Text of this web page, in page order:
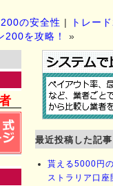
の安全性 |
トレー
200を攻略！
»
最近投稿した記事
貰える5000円
ストラリア口